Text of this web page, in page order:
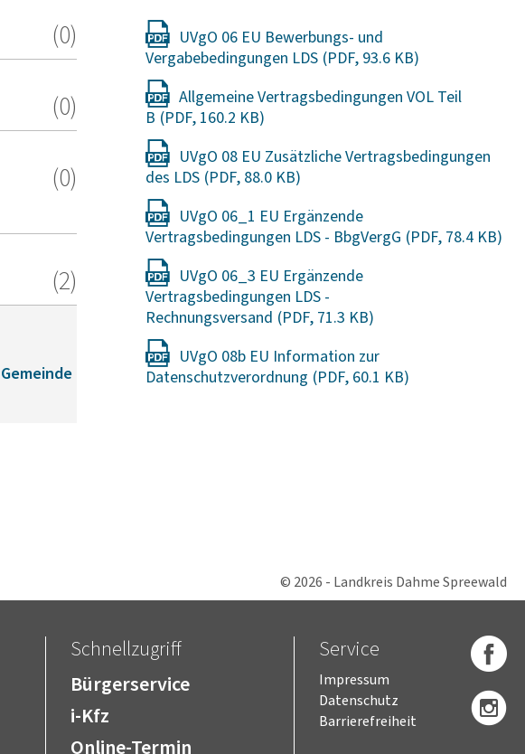
(0)
(0)
(0)
(2)
UVgO 06 EU Bewerbungs- und
Vergabebedingungen LDS
Allgemeine Vertragsbedingungen VOL Teil
B
UVgO 08 EU Zusätzliche Vertragsbedingungen
des LDS
UVgO 06_1 EU Ergänzende
Vertragsbedingungen LDS - BbgVergG
UVgO 06_3 EU Ergänzende
Vertragsbedingungen LDS -
Rechnungsversand
UVgO 08b EU Information zur
Datenschutzverordnung
© 2026 - Landkreis Dahme Spreewald
Schnellzugriff
Bürgerservice
i-Kfz
Online-Termin
Service
Impressum
Datenschutz
Barrierefreiheit